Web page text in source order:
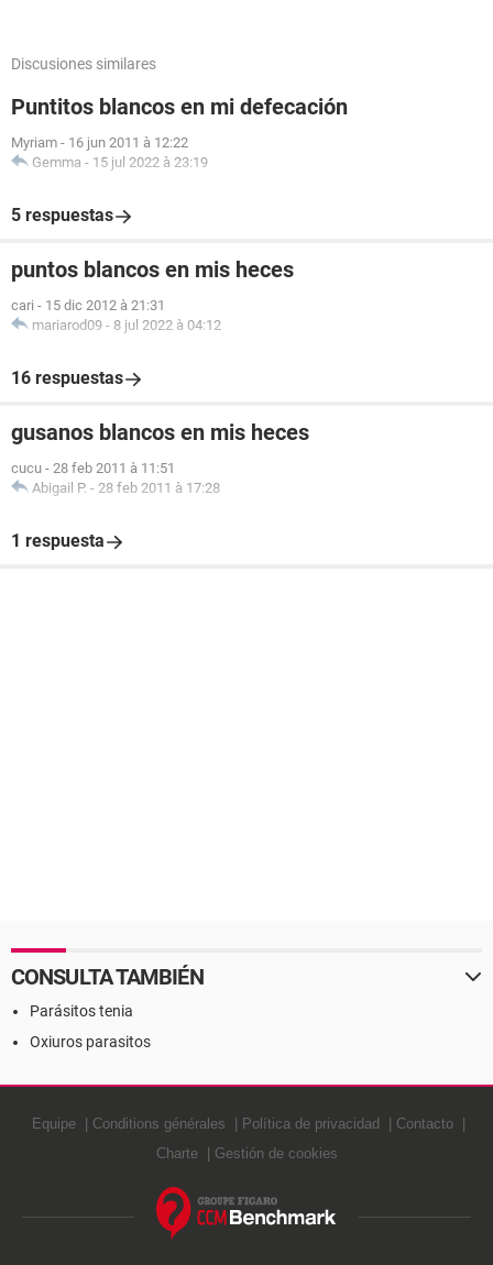
Discusiones similares
Puntitos blancos en mi defecación
Myriam - 16 jun 2011 à 12:22
Gemma - 15 jul 2022 à 23:19
5 respuestas
puntos blancos en mis heces
cari - 15 dic 2012 à 21:31
mariarod09 - 8 jul 2022 à 04:12
16 respuestas
gusanos blancos en mis heces
cucu - 28 feb 2011 à 11:51
Abigail P. - 28 feb 2011 à 17:28
1 respuesta
CONSULTA TAMBIÉN
Parásitos tenia
Oxiuros parasitos
Equipe Conditions générales Política de privacidad
Contacto
Charte
Gestión de cookies